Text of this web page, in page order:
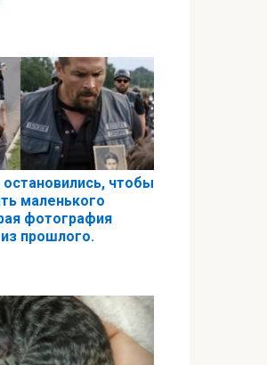
чтобы
маленького
фотография
прошлого.